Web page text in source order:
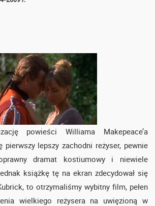
powieści Williama Makepeace’a
pierwszy lepszy zachodni reżyser, pewnie
dramat kostiumowy i niewiele
książkę tę na ekran zdecydował się
to otrzymaliśmy wybitny film, pełen
wielkiego reżysera na uwięzioną w